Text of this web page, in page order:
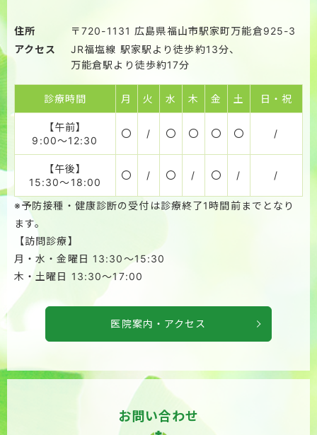
住所 〒720-1131 広島県福山市駅家町万能倉925-3
アクセス
JR福塩線 駅家駅より徒歩約13分、
万能倉駅より徒歩約17分
診療時間 月 火 水 木 金 土 日・祝
【午前】
9:00～12:30
〇 / 〇 〇 〇 〇 /
【午後】
15:30～18:00
〇 / 〇 / 〇 / /
※予防接種・健康診断の受付は診療終了1時間前までとなり
ます。
【訪問診療】
月・水・金曜日 13:30～15:30
木・土曜日 13:30～17:00
医院案内・アクセス
お問い合わせ